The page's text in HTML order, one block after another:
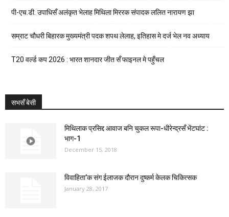
पी-एच.डी. उपाधिसँ अलंकृत भेलाह मिथिला मिररक संपादक ललित नारायण झा
सम्राट चौधरी बिहारक मुख्यमंत्री पदक शपथ लेलाह, इतिहास मे दर्ज भेल नव अध्याय
T20 वर्ल्ड कप 2026 : भारत शानदार जीत सँ फाइनल मे पहुँचल
सभसँ बेसी
मिथिलाक प्रसिद्द आवाज बनि चुकल रूपा-धीरेन्द्रसँ भेंटघांट :
भाग-1
December 15, 2018
विवाहिता’क संग ईलाजक दौरान दुष्कर्म केलक चिकित्सक
January 28, 2017